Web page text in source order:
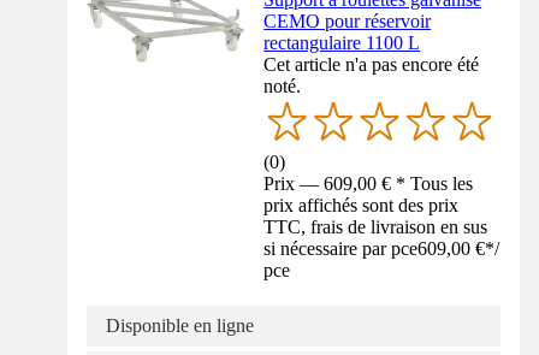
CEMO pour réservoir
rectangulaire 1100 L
Cet article n'a pas encore été
noté.
(0)
Prix — 609,00 € * Tous les
prix affichés sont des prix
TTC, frais de livraison en sus
si nécessaire par pce609,00 €*/
pce
Disponible en ligne